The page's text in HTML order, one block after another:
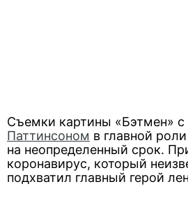
Съемки картины «Бэтмен» с
Паттинсоном в главной
на неопределенный срок.
коронавирус, который
подхватил главный герой